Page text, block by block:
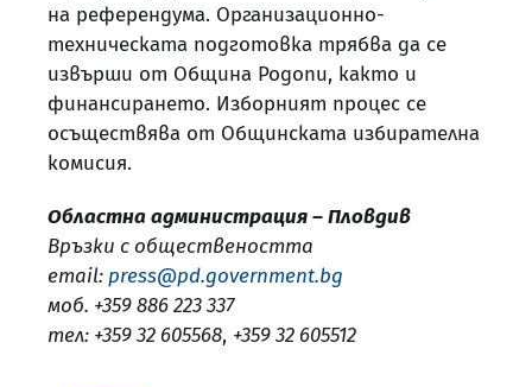
на референдума. Организационно-
техническата подготовка трябва да се
извърши от Община Родопи, както и
финансирането. Изборният процес се
осъществява от Общинската избирателна
комисия.
Областна администрация – Пловдив
Връзки с обществеността
email: press@pd.government.bg
моб. +359 886 223 337
тел: +359 32 605568, +359 32 605512